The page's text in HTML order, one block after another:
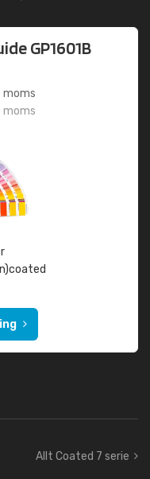
GP1601B
moms
moms
Allt Coated 7 serie